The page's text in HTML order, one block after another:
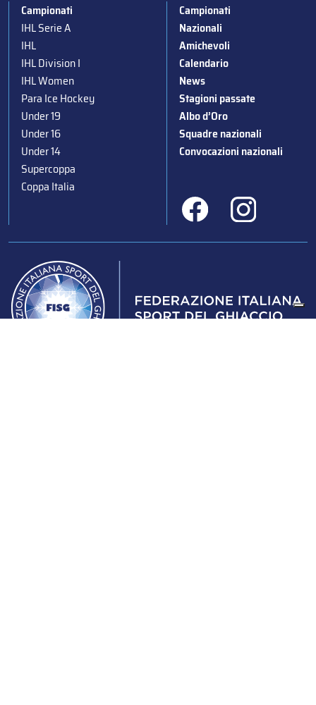
Campionati
IHL Serie A
IHL
IHL Division I
IHL Women
Para Ice Hockey
Under 19
Under 16
Under 14
Supercoppa
Coppa Italia
Campionati
Nazionali
Amichevoli
Calendario
News
Stagioni passate
Albo d’Oro
Squadre nazionali
Convocazioni nazionali